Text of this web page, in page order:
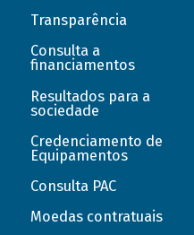
Transparência
Consulta a
financiamentos
Resultados para a
sociedade
Credenciamento de
Equipamentos
Consulta PAC
Moedas contratuais